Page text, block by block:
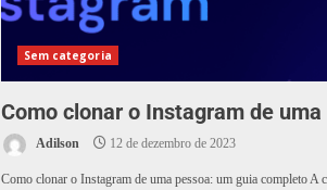
Sem categoria
Como clonar o Instagram de
Adilson 12 de dezembro de 2023
Como clonar o Instagram de uma pessoa: um guia completo A